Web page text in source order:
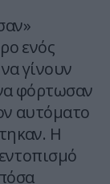
ενός
γίνουν
φόρτωσαν
αυτόματο
Η